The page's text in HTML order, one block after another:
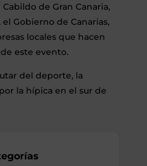
de Gran Canaria,
Gobierno de Canarias,
locales que hacen
este evento.
del deporte, la
la hípica en el sur de